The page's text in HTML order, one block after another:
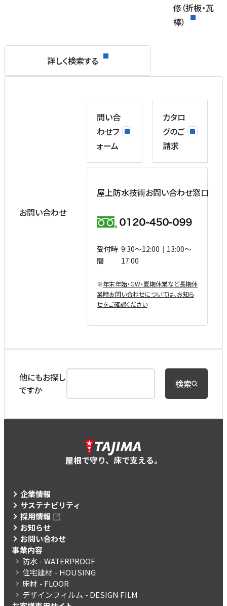
修（折板・瓦
棒）
詳しく検索する
お問い合わせ
問い合
わせフ
ォーム
カタロ
グのご
請求
屋上防水技術お問い合わせ窓口
受付時
間
9:30〜12:00｜13:00〜
17:00
※年末年始・GW・夏期休業など⻑期休
業時お問い合わせについては、お知ら
せをご確認ください
他にもお探し
ですか
検索
屋根で守り、床で支える。
企業情報
サステナビリティ
採用情報
お知らせ
お問い合わせ
事業内容
防水 - WATERPROOF
住宅建材 - HOUSING
床材 - FLOOR
デザインフィルム - DESIGN FILM